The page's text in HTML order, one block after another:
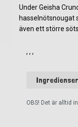
Under Geisha
hasselnötsnougat
även ett större
, , ,
Ingredienser
OBS! Det är alltid